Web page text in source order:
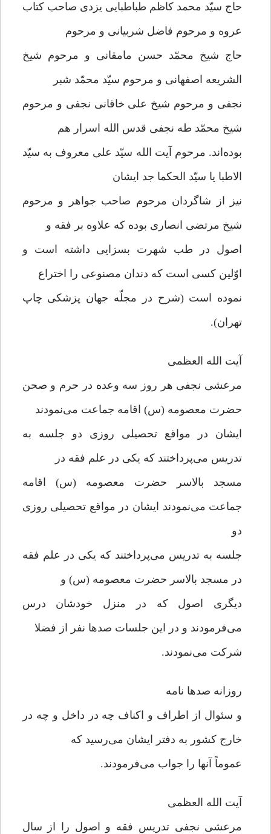
حاج سیّد محمد کاظم طباطبایی یزدی صاحب کتاب
عروه و مرحوم فاضل شربیانی و مرحوم
حاج شیخ محمّد حسن مامقانی و مرحوم شیخ
الشریعه اصفهانی و مرحوم سیّد محمّد شبر
نجفی و مرحوم شیخ علی خاقانی نجفی و مرحوم
شیخ محمّد طه نجفی قدس الله اسرار هم
بوده‌اند. مرحوم آیت الله سیّد علی معروف به سیّد
الاطبا یا سیّد الحکما جد ایشان
نیز از شاگردان مرحوم صاحب جواهر و مرحوم
شیخ مرتضی انصاری بوده که علاوه بر فقه و
اصول در طب شهرت بسزایی داشته است و
اوّلین کسی است که دندان مصنوعی را اختراع
نموده است (شرح در مجلّه جهان پزشکی چاپ
تهران).
آیت الله العظمی
مرعشی نجفی هر روز سه وعده در حرم و صحن
حضرت معصومه (س) اقامه جماعت می‌نمودند
ایشان در مواقع تحصیلی روزی دو جلسه به
تدریس می‌پرداختند که یکی در علم فقه در
مسجد بالاسر حضرت معصومه (س) اقامه
جماعت می‌نمودند ایشان در مواقع تحصیلی روزی
دو
جلسه به تدریس می‌پرداختند که یکی در علم فقه
در مسجد بالاسر حضرت معصومه (س) و
دیگری اصول که در منزل خودشان درس
می‌فرمودند و در این جلسات صدها نفر از فضلا
شرکت می‌نمودند.
روزانه صدها نامه
و سئوال از اطراف و اکناف چه در داخل و چه در
خارج کشور به دفتر ایشان می‌رسید که
عموماً آنها را جواب می‌فرمودند.
آیت الله العظمی
مرعشی نجفی تدریس فقه و اصول را از سال